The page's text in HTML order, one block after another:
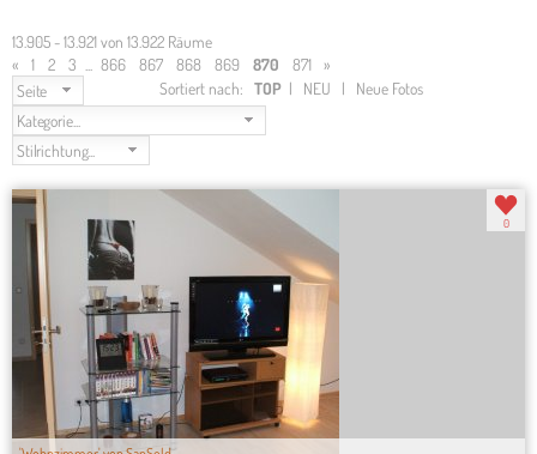
13.905 - 13.921 von 13.922 Räume
«
1 2 3 866 867 868 869 870 871 »
Seite
Sortiert nach: TOP | NEU | Neue Fotos
Kategorie...
Stilrichtung...
0